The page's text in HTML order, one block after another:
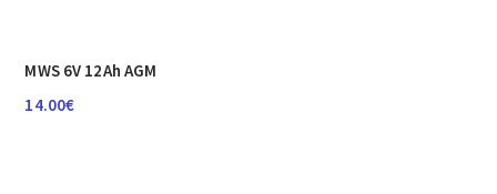
MWS 6V 12Ah AGM
14.00€